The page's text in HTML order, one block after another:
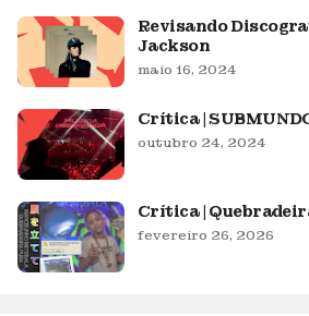
Revisando
Jackson
maio 16, 2024
Crítica |
outubro 24, 2024
Crítica |
fevereiro 26, 2026